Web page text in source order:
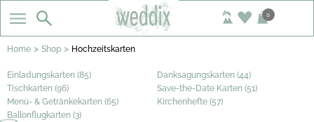
0
Home > Shop > Hochzeitskarten
Einladungskarten (85)
Danksagungskarten (44)
Tischkarten (96)
Save-the-Date Karten (51)
Menü- & Getränkekarten (65)
Kirchenhefte (57)
Ballonflugkarten (3)